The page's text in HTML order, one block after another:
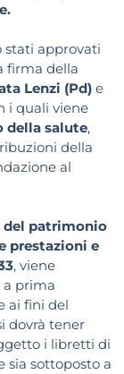
stati approvati
firma della
Lenzi (Pd) e
i quali viene
della salute,
della
al
del patrimonio
prestazioni e
, viene
prima
ai fini del
dovrà tener
i libretti di
sia sottoposto a